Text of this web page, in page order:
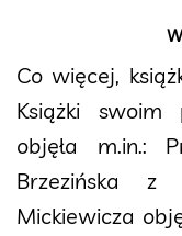
Co więcej,
Książki swoim
objęła m.in.:
Brzezińska z
Mickiewicza